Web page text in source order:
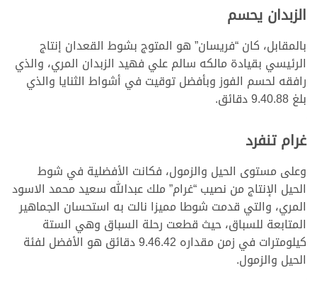
الزبدان يحسم
بالمقابل، كان “فريسان” هو المتوج بشوط القعدان إنتاج
الرئيسي بقيادة مالكه سالم علي فهيد الزبدان المري، والذي
رافقه لحسم الفوز وبأفضل توقيت في أشواط الثنايا والذي
بلغ 9.40.88 دقائق.
غرام تنفرد
وعلى مستوى الحيل والزمول، فكانت الأفضلية في شوط
الحيل الإنتاج من نصيب “غرام” ملك عبدالله سعيد محمد الاسود
المري، والتي قدمت شوطا مميزا نالت به استحسان الجماهير
المتابعة للسباق، حيث قطعت رحلة السباق وهي الستة
كيلومترات في زمن مقداره 9.46.42 دقائق هو الأفضل لفئة
الحيل والزمول.